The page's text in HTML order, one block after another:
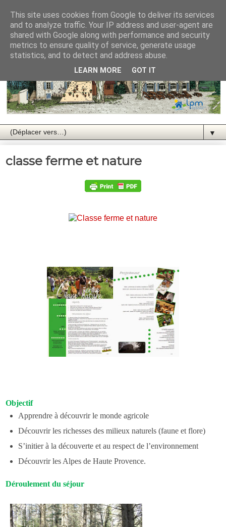
▼
classe ferme et nature
Objectif
Apprendre à découvrir le monde agricole
Découvrir les richesses des milieux naturels (faune et flore)
S’initier à la découverte et au respect de l’environnement
Découvrir les Alpes de Haute Provence.
Déroulement du séjour
This site uses cookies from Google to deliver its services
and to analyze traffic. Your IP address and user-agent are
shared with Google along with performance and security
metrics to ensure quality of service, generate usage
statistics, and to detect and address abuse.
LEARN MORE GOT IT